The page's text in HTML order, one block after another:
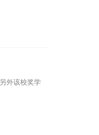
外该校奖学